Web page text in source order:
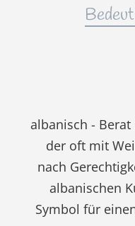
albanisch -
der oft mit
nach
albanischen
Symbol für